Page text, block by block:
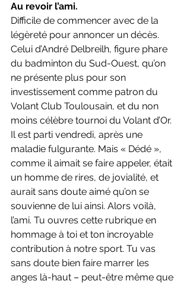
Au revoir l’ami.
Difficile de commencer avec de la
légèreté pour annoncer un décès.
Celui d’André Delbreilh, figure phare
du badminton du Sud-Ouest, qu’on
ne présente plus pour son
investissement comme patron du
Volant Club Toulousain, et du non
moins célèbre tournoi du Volant d’Or.
Il est parti vendredi, après une
maladie fulgurante. Mais « Dédé »,
comme il aimait se faire appeler, était
un homme de rires, de jovialité, et
aurait sans doute aimé qu’on se
souvienne de lui ainsi. Alors voilà,
l’ami. Tu ouvres cette rubrique en
hommage à toi et ton incroyable
contribution à notre sport. Tu vas
sans doute bien faire marrer les
anges là-haut – peut-être même que